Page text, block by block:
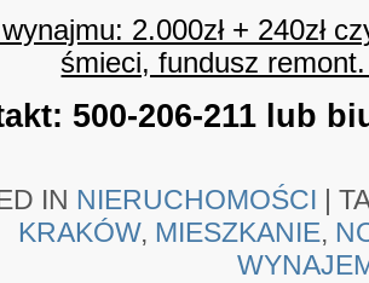
2.000zł + 240zł
śmieci, fundusz
500-206-211 lub
IN NIERUCHOMOŚCI
KRAKÓW, MIESZKANIE,